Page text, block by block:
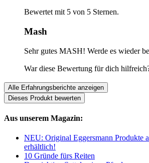
Bewertet mit 5 von 5 Sternen.
Mash
Sehr gutes MASH! Werde es wieder
War diese Bewertung für dich
Alle Erfahrungsberichte anzeigen
Dieses Produkt bewerten
Aus unserem Magazin:
NEU: Original Eggersmann Produkte
erhältlich!
10 Gründe fürs Reiten